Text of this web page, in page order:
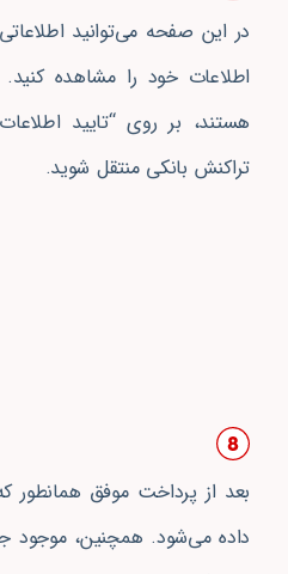
در این صفحه می‌توانید
اطلاعات خود را مشاهده
هستند، بر روی “تایید
تراکنش بانکی منتقل شوید.
بعد از پرداخت موفق همانطور
داده می‌شود. همچنین، موجود